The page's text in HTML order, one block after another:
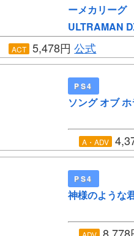
ーメカリーグ
ULTRAMAN
ACT 5,478円公式
PS4
ソング オブ
A・ADV
PS4
神様のような